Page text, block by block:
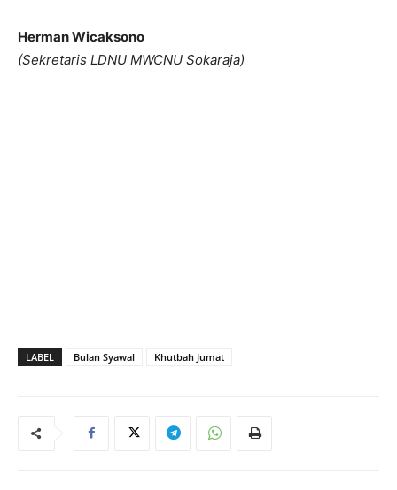
Herman Wicaksono
(Sekretaris LDNU MWCNU Sokaraja)
LABEL Bulan Syawal Khutbah Jumat